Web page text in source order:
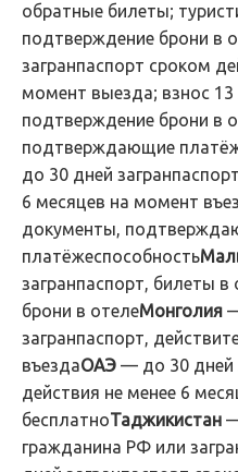
обратные билеты;
подтверждение брони в
загранпаспорт сроком
момент выезда; взнос
подтверждение брони в
подтверждающие
до 30 дней
6 месяцев на момент
документы,
платёжеспособность
загранпаспорт, билеты
брони в отелеМонголия
загранпаспорт,
въездаОАЭ — до 30 дней
действия не менее 6
бесплатноТаджикистан
гражданина РФ или